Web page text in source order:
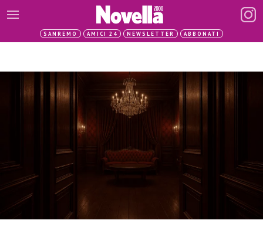
SANREMO AMICI 24 NEWSLETTER ABBONATI